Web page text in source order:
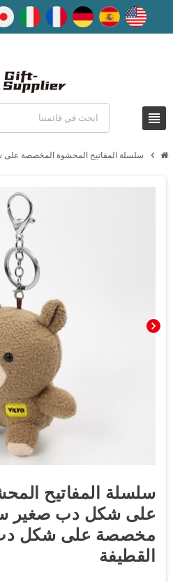
view_headline
chevron_right سلسلة المفاتيح المحشوة المخصصة
chevron_right
سلسلة المفاتيح
على شكل دب صغير
مخصصة على شكل
القطيفة